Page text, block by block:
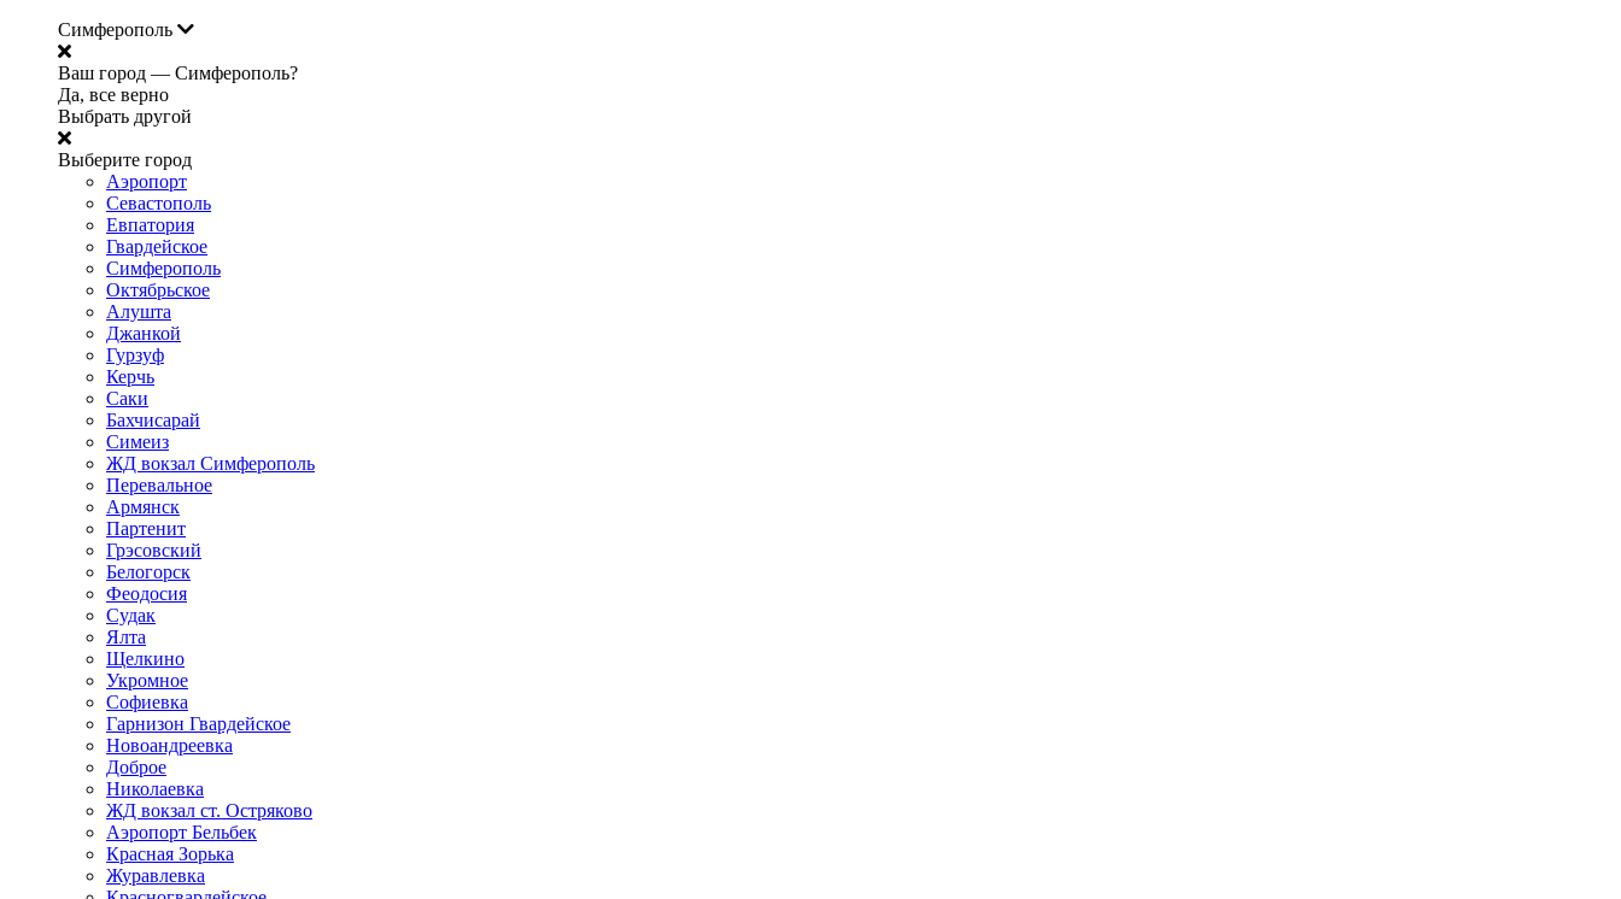
Симферополь
Ваш город — Симферополь?
Да, все верно
Выбрать другой
Выберите город
Аэропорт
Севастополь
Евпатория
Гвардейское
Симферополь
Октябрьское
Алушта
Джанкой
Гурзуф
Керчь
Саки
Бахчисарай
Симеиз
ЖД вокзал Симферополь
Перевальное
Армянск
Партенит
Грэсовский
Белогорск
Феодосия
Судак
Ялта
Щелкино
Укромное
Софиевка
Гарнизон Гвардейское
Новоандреевка
Доброе
Николаевка
ЖД вокзал ст. Остряково
Аэропорт Бельбек
Красная Зорька
Журавлевка